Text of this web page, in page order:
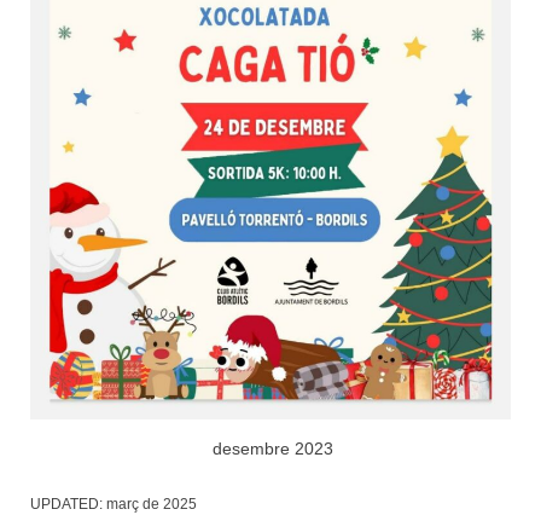
desembre 2023
UPDATED: març de 2025